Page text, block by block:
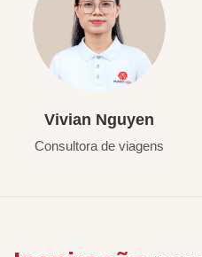
Vivian Nguyen
Consultora de viagens